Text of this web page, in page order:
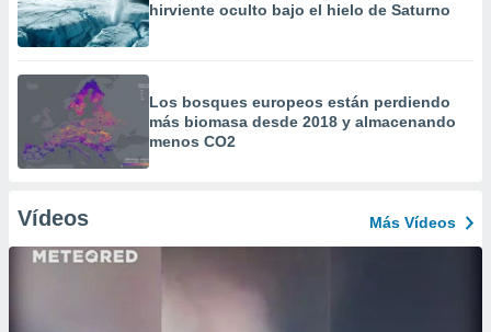
hirviente oculto bajo el hielo de Saturno
Los bosques europeos están perdiendo
más biomasa desde 2018 y almacenando
menos CO2
Vídeos Más Vídeos